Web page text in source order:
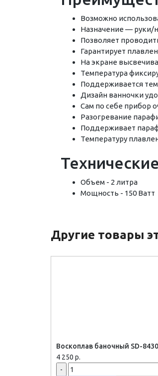
Возможно
Назначение — руки/
Позволяет
Гарантирует
На экране
Температура
Поддерживается
Дизайн ванночки
Сам по себе прибор
Разогревание
Поддерживает
Температуру
Объем - 2 литра
Мощность - 150 Ватт
Другие товары
Воскоплав баночный SD-
4 250 р.
-